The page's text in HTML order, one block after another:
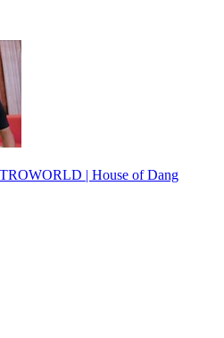
| House of Dang